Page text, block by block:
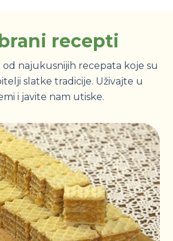
recepti
najukusnijih recepata koje su
slatke tradicije. Uživajte u
i javite nam utiske.